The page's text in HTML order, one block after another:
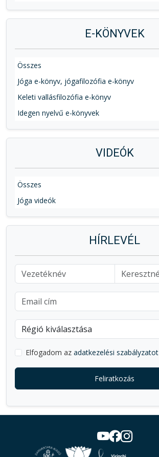
E-KÖNYVEK
Összes
Jóga e-könyv, jógafilozófia e-könyv
Keleti vallásfilozófia e-könyv
Idegen nyelvű e-könyvek
VIDEÓK
Összes
Jóga videók
HÍRLEVÉL
Elfogadom az adatkezelési szabályzatot
Feliratkozás